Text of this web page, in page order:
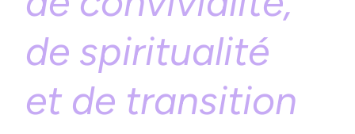
de spiritualité
et de transition